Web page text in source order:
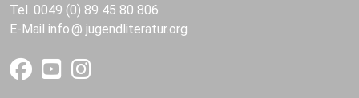
Tel. 0049 (0) 89 45 80 806
E-Mail info jugendliteratur.org